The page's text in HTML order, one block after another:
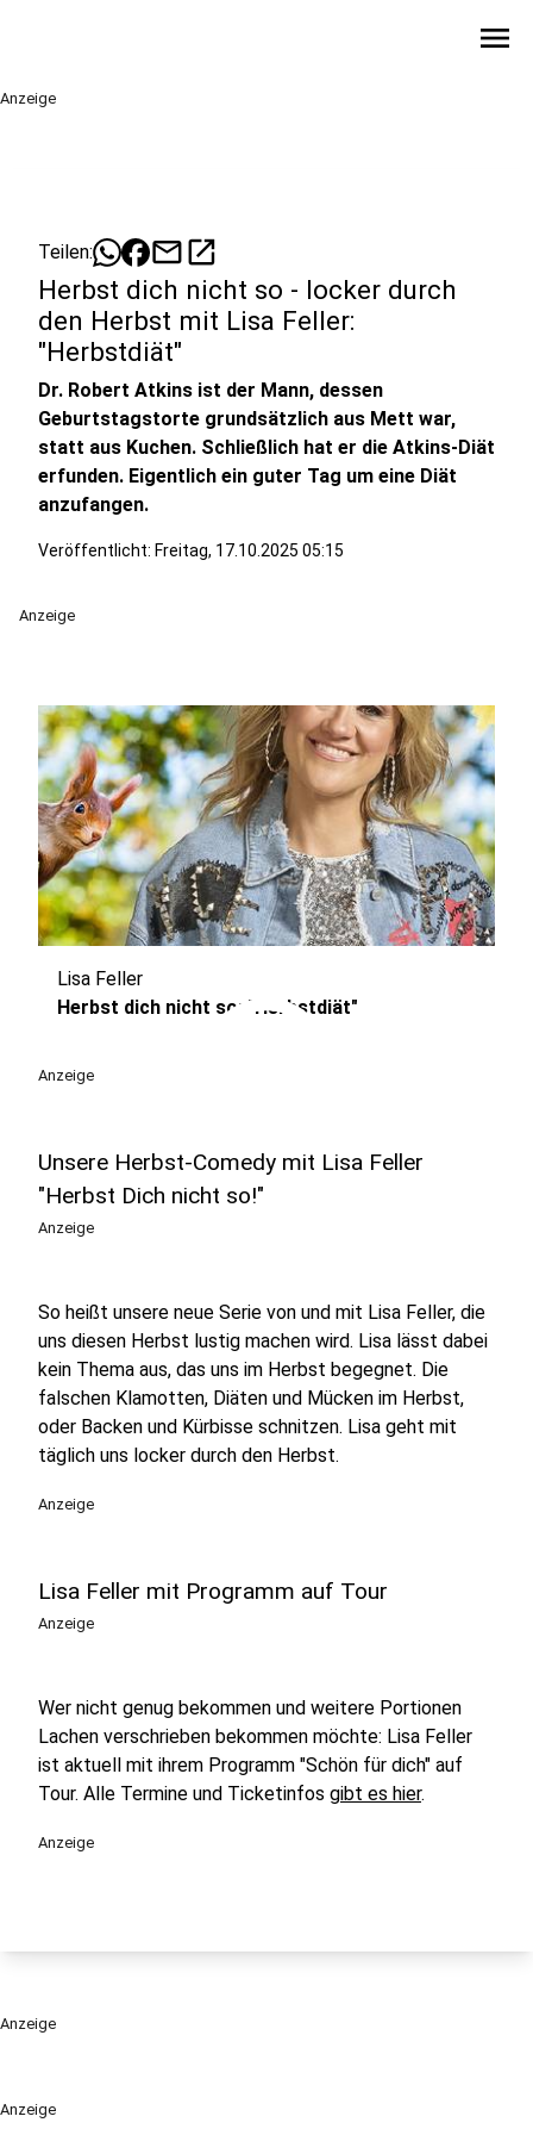
menu
Anzeige
Anzeige
Teilen: mailopen_in_new
Herbst dich nicht so - locker durch
den Herbst mit Lisa Feller:
"Herbstdiät"
Dr. Robert Atkins ist der Mann, dessen
Geburtstagstorte grundsätzlich aus Mett war,
statt aus Kuchen. Schließlich hat er die Atkins-Diät
erfunden. Eigentlich ein guter Tag um eine Diät
anzufangen.
Veröffentlicht: Freitag, 17.10.2025 05:15
Anzeige
play_circle
Lisa Feller
Herbst dich nicht so: "Herbstdiät"
Anzeige
Unsere Herbst-Comedy mit Lisa Feller
"Herbst Dich nicht so!"
Anzeige
So heißt unsere neue Serie von und mit Lisa Feller, die
uns diesen Herbst lustig machen wird. Lisa lässt dabei
kein Thema aus, das uns im Herbst begegnet. Die
falschen Klamotten, Diäten und Mücken im Herbst,
oder Backen und Kürbisse schnitzen. Lisa geht mit
täglich uns locker durch den Herbst.
Anzeige
Lisa Feller mit Programm auf Tour
Anzeige
Wer nicht genug bekommen und weitere Portionen
Lachen verschrieben bekommen möchte: Lisa Feller
ist aktuell mit ihrem Programm "Schön für dich" auf
Tour. Alle Termine und Ticketinfos gibt es hier.
Anzeige
Anzeige